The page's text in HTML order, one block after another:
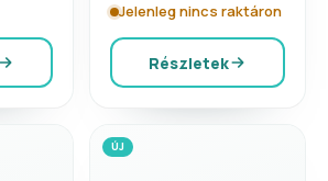
Jelenleg nincs raktáron
Részletek
ÚJ